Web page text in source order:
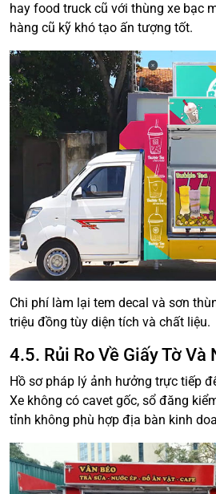
hay food truck cũ với thùng xe bạc
hàng cũ kỹ khó tạo ấn tượng tốt.
Chi phí làm lại tem decal và sơn
triệu đồng tùy diện tích và chất liệu.
4.5. Rủi Ro Về Giấy Tờ Và
Hồ sơ pháp lý ảnh hưởng trực tiếp
Xe không có cavet gốc, sổ đăng
tỉnh không phù hợp địa bàn kinh